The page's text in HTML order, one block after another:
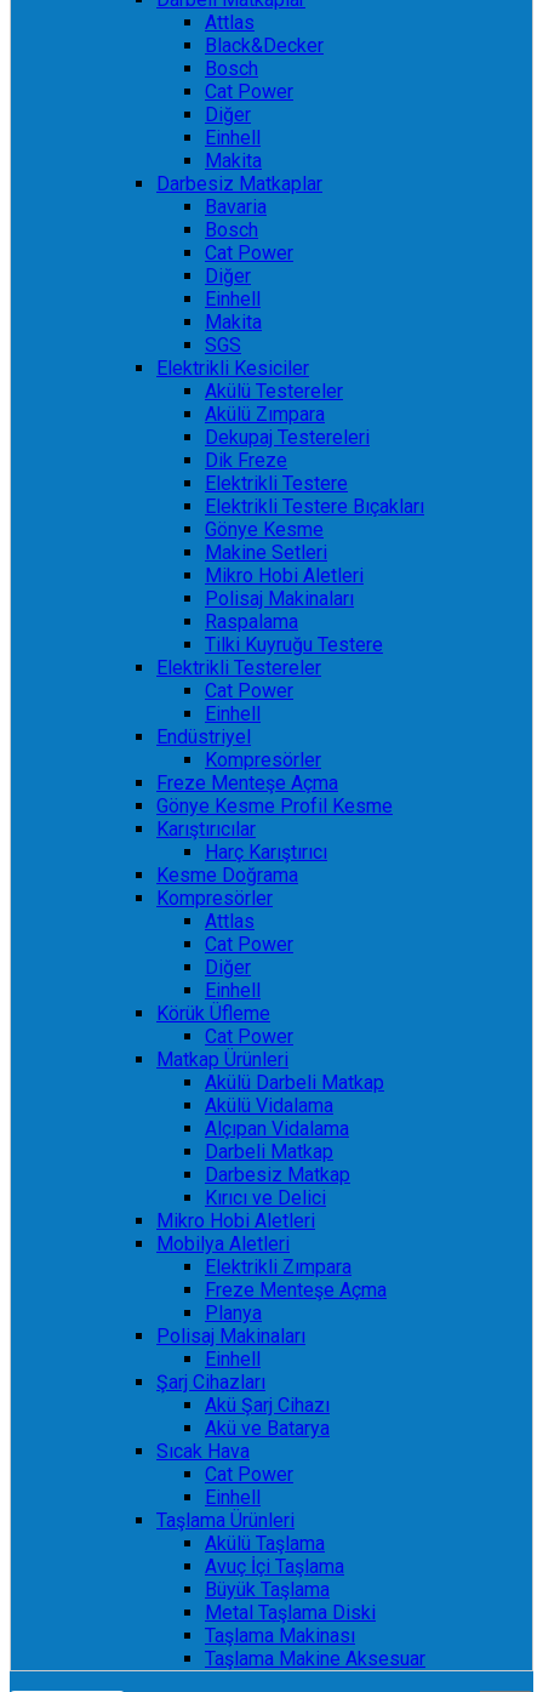
Attlas
Black&Decker
Bosch
Cat Power
Diğer
Einhell
Makita
Darbesiz Matkaplar
Bavaria
Bosch
Cat Power
Diğer
Einhell
Makita
SGS
Elektrikli Kesiciler
Akülü Testereler
Akülü Zımpara
Dekupaj Testereleri
Dik Freze
Elektrikli Testere
Elektrikli Testere Bıçakları
Gönye Kesme
Makine Setleri
Mikro Hobi Aletleri
Polisaj Makinaları
Raspalama
Tilki Kuyruğu Testere
Elektrikli Testereler
Cat Power
Einhell
Endüstriyel
Kompresörler
Freze Menteşe Açma
Gönye Kesme Profil Kesme
Karıştırıcılar
Harç Karıştırıcı
Kesme Doğrama
Kompresörler
Attlas
Cat Power
Diğer
Einhell
Körük Üfleme
Cat Power
Matkap Ürünleri
Akülü Darbeli Matkap
Akülü Vidalama
Alçıpan Vidalama
Darbeli Matkap
Darbesiz Matkap
Kırıcı ve Delici
Mikro Hobi Aletleri
Mobilya Aletleri
Elektrikli Zımpara
Freze Menteşe Açma
Planya
Polisaj Makinaları
Einhell
Şarj Cihazları
Akü Şarj Cihazı
Akü ve Batarya
Sıcak Hava
Cat Power
Einhell
Taşlama Ürünleri
Akülü Taşlama
Avuç İçi Taşlama
Büyük Taşlama
Metal Taşlama Diski
Taşlama Makinası
Taşlama Makine Aksesuar